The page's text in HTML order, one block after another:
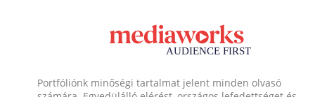
Portfóliónk minőségi tartalmat jelent minden olvasó